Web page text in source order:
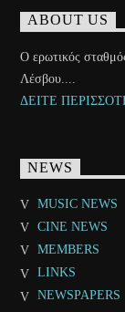
ABOUT US
Ο ερωτικός
Λέσβου....
ΔΕΙΤΕ
NEWS
MUSIC NEWS
CINE NEWS
MEMBERS
LINKS
NEWSPAPERS